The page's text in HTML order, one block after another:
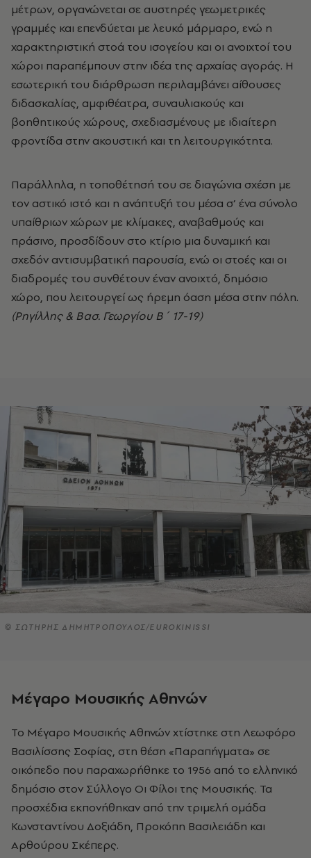
μέτρων, οργανώνεται σε αυστηρές γεωμετρικές
γραμμές και επενδύεται με λευκό μάρμαρο, ενώ η
χαρακτηριστική στοά του ισογείου και οι ανοιχτοί του
χώροι παραπέμπουν στην ιδέα της αρχαίας αγοράς. Η
εσωτερική του διάρθρωση περιλαμβάνει αίθουσες
διδασκαλίας, αμφιθέατρα, συναυλιακούς και
βοηθητικούς χώρους, σχεδιασμένους με ιδιαίτερη
φροντίδα στην ακουστική και τη λειτουργικότητα.
Παράλληλα, η τοποθέτησή του σε διαγώνια σχέση με
τον αστικό ιστό και η ανάπτυξή του μέσα σ’ ένα σύνολο
υπαίθριων χώρων με κλίμακες, αναβαθμούς και
πράσινο, προσδίδουν στο κτίριο μια δυναμική και
σχεδόν αντισυμβατική παρουσία, ενώ οι στοές και οι
διαδρομές του συνθέτουν έναν ανοιχτό, δημόσιο
χώρο, που λειτουργεί ως ήρεμη όαση μέσα στην πόλη.
(Ρηγίλλης & Βασ. Γεωργίου Β΄ 17-19)
© ΣΩΤΗΡΗΣ ΔΗΜΗΤΡΟΠΟΥΛΟΣ/EUROKINISSI
Μέγαρο Μουσικής Αθηνών
Το Μέγαρο Μουσικής Αθηνών χτίστηκε στη Λεωφόρο
Βασιλίσσης Σοφίας, στη θέση «Παραπήγματα» σε
οικόπεδο που παραχωρήθηκε το 1956 από το ελληνικό
δημόσιο στον Σύλλογο Οι Φίλοι της Μουσικής. Τα
προσχέδια εκπονήθηκαν από την τριμελή ομάδα
Κωνσταντίνου Δοξιάδη, Προκόπη Βασιλειάδη και
Αρθούρου Σκέπερς.